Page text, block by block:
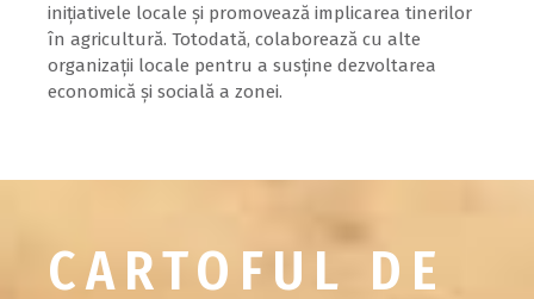
inițiativele locale și promovează implicarea tinerilor
în agricultură. Totodată, colaborează cu alte
organizații locale pentru a susține dezvoltarea
economică și socială a zonei.
CARTOFUL DE